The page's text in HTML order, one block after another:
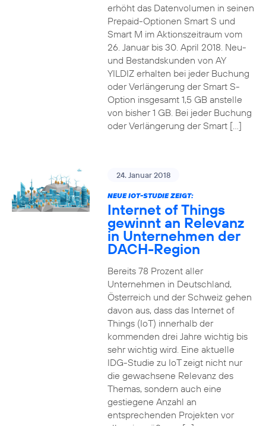
erhöht das Datenvolumen in seinen
Prepaid-Optionen Smart S und
Smart M im Aktionszeitraum vom
26. Januar bis 30. April 2018. Neu-
und Bestandskunden von AY
YILDIZ erhalten bei jeder Buchung
oder Verlängerung der Smart S-
Option insgesamt 1,5 GB anstelle
von bisher 1 GB. Bei jeder Buchung
oder Verlängerung der Smart […]
24. Januar 2018
NEUE IOT-STUDIE ZEIGT:
Internet of Things
gewinnt an Relevanz
in Unternehmen der
DACH-Region
Bereits 78 Prozent aller
Unternehmen in Deutschland,
Österreich und der Schweiz gehen
davon aus, dass das Internet of
Things (IoT) innerhalb der
kommenden drei Jahre wichtig bis
sehr wichtig wird. Eine aktuelle
IDG-Studie zu IoT zeigt nicht nur
die gewachsene Relevanz des
Themas, sondern auch eine
gestiegene Anzahl an
entsprechenden Projekten vor